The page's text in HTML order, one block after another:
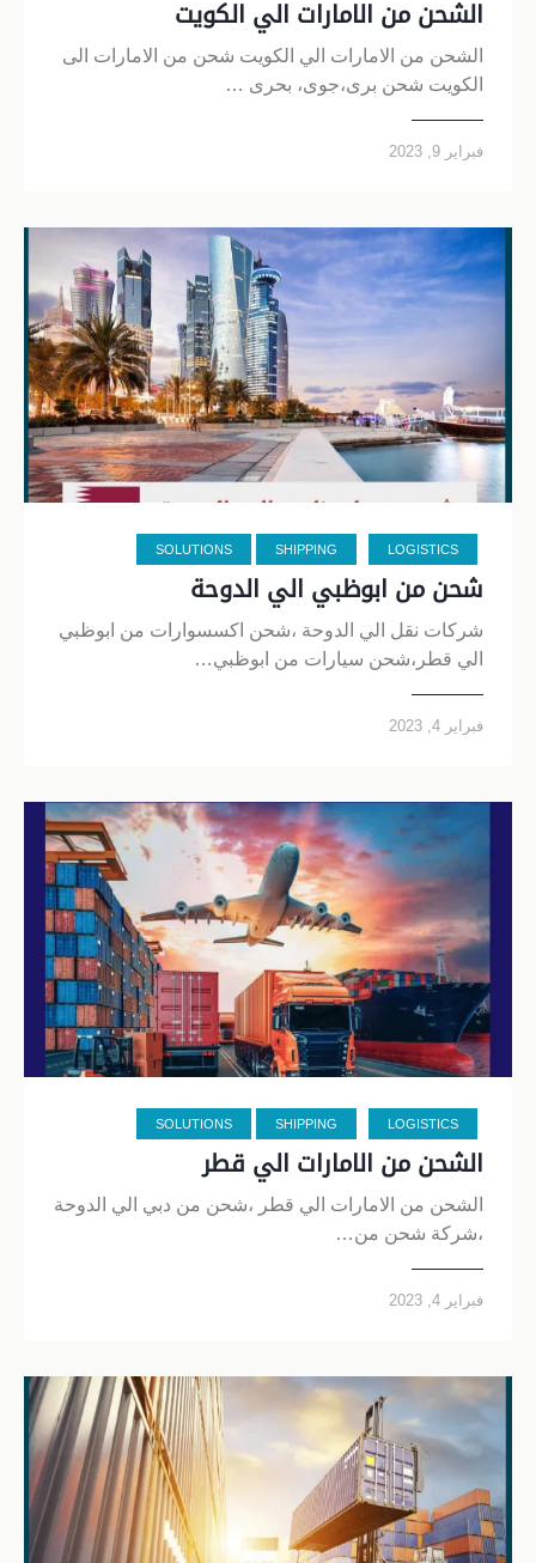
الشحن من الامارات الي الكويت
الشحن من الامارات الي الكويت شحن من الامارات الى
الكويت شحن برى،جوى، بحرى …
فبراير 9, 2023
LOGISTICS
SHIPPING
SOLUTIONS
شحن من ابوظبي الي الدوحة
شركات نقل الي الدوحة ،شحن اكسسوارات من ابوظبي
الي قطر،شحن سيارات من ابوظبي…
فبراير 4, 2023
LOGISTICS
SHIPPING
SOLUTIONS
الشحن من الامارات الي قطر
الشحن من الامارات الي قطر ،شحن من دبي الي الدوحة
،شركة شحن من…
فبراير 4, 2023